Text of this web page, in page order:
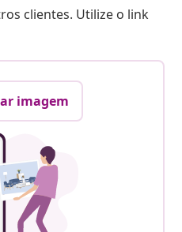
clientes. Utilize o link
imagem